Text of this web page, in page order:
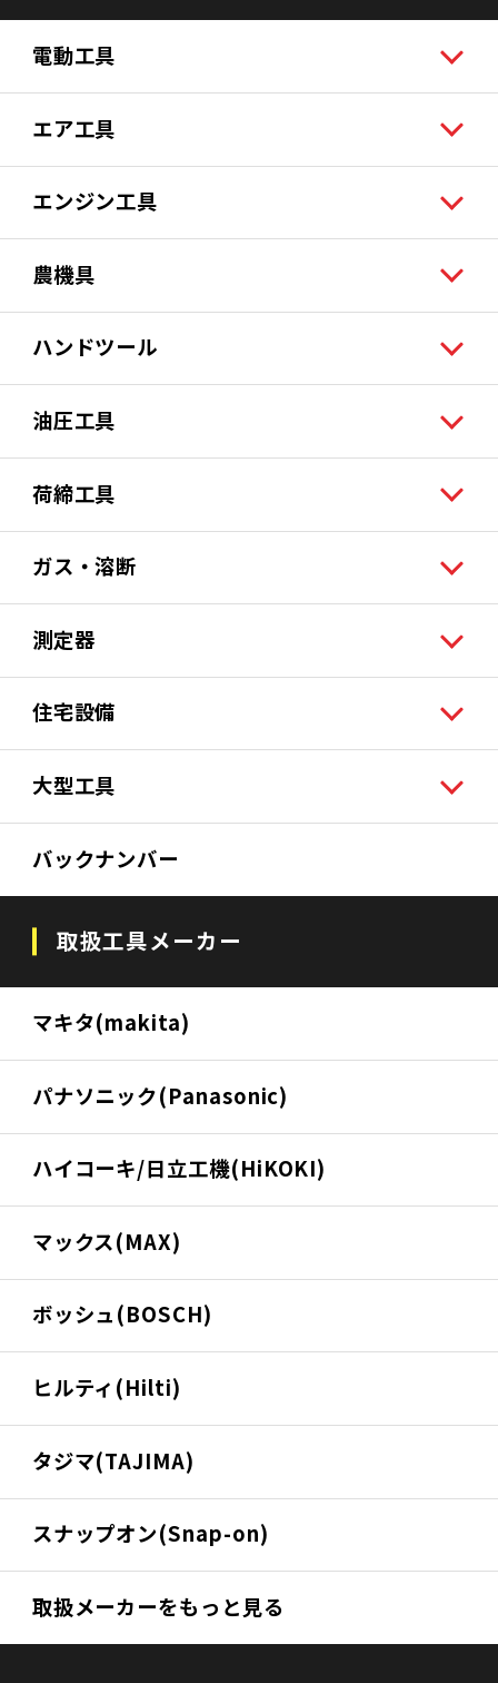
電動工具
エア工具
エンジン工具
農機具
ハンドツール
油圧工具
荷締工具
ガス・溶断
測定器
住宅設備
大型工具
バックナンバー
取扱工具メーカー
マキタ(makita)
パナソニック(Panasonic)
ハイコーキ/日立工機(HiKOKI)
マックス(MAX)
ボッシュ(BOSCH)
ヒルティ(Hilti)
タジマ(TAJIMA)
スナップオン(Snap-on)
取扱メーカーをもっと見る